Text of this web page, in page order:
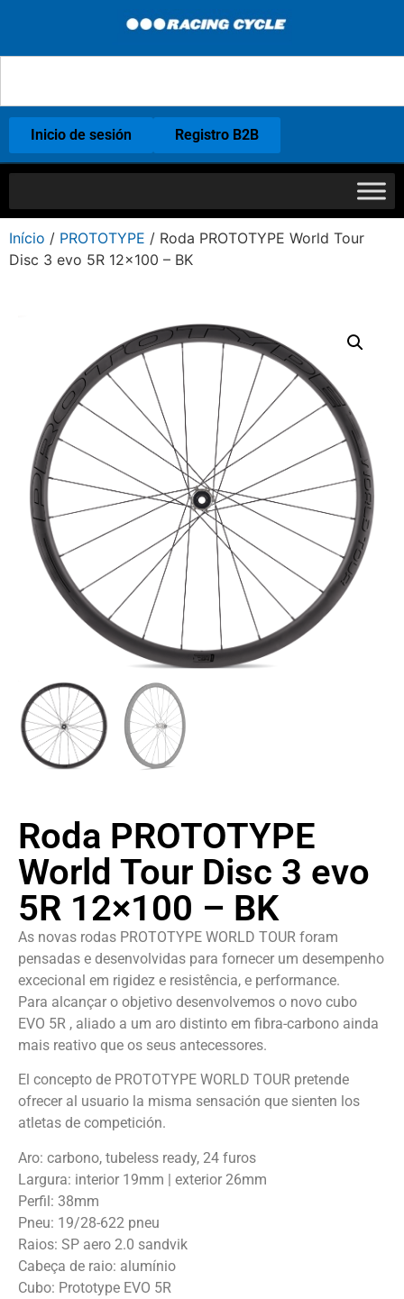
Inicio de sesión Registro B2B
Início / PROTOTYPE / Roda PROTOTYPE World Tour
Disc 3 evo 5R 12×100 – BK
Roda PROTOTYPE
World Tour Disc 3 evo
5R 12×100 – BK
As novas rodas PROTOTYPE WORLD TOUR foram
pensadas e desenvolvidas para fornecer um desempenho
excecional em rigidez e resistência, e performance.
Para alcançar o objetivo desenvolvemos o novo cubo
EVO 5R , aliado a um aro distinto em fibra-carbono ainda
mais reativo que os seus antecessores.
El concepto de PROTOTYPE WORLD TOUR pretende
ofrecer al usuario la misma sensación que sienten los
atletas de competición.
Aro: carbono, tubeless ready, 24 furos
Largura: interior 19mm | exterior 26mm
Perfil: 38mm
Pneu: 19/28-622 pneu
Raios: SP aero 2.0 sandvik
Cabeça de raio: alumínio
Cubo: Prototype EVO 5R